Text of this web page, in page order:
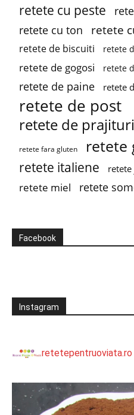
retete cu peste
retete cu ton
retete
retete de biscuiti retete
retete de gogosi retete
retete de paine retete
retete de post
retete de prajituri
retete fara gluten retete
retete italiene
retete miel retete
Facebook
Instagram
retetepentruoviata.ro